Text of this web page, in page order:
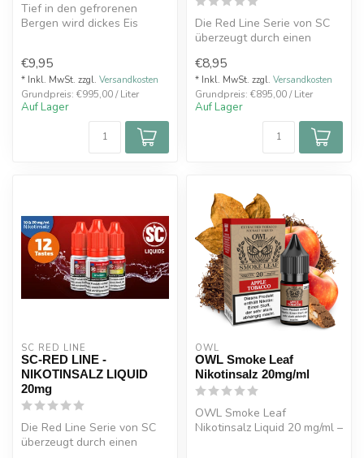
Tief in den gefrorenen
Bergen wird dickes Eis
€9,95
* Inkl. MwSt. zzgl. Versandkosten
Grundpreis: €995,00 / Liter
Auf Lager
Die Red Line Serie von SC
überzeugt durch einen
wodurch d...
€8,95
* Inkl. MwSt. zzgl. Versandkosten
Grundpreis: €895,00 / Liter
Auf Lager
SC RED LINE
SC-RED LINE -
NIKOTINSALZ LIQUID
20mg
Die Red Line Serie von SC
überzeugt durch einen
OWL
OWL Smoke Leaf
Nikotinsalz 20mg/ml
OWL Smoke Leaf
Nikotinsalz Liquid 20 mg/ml –